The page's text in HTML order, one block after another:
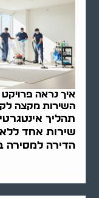
איך נראה פרויקט
השירות מקצה
תהליך
שירות אחד ללא
הדירה למסירה